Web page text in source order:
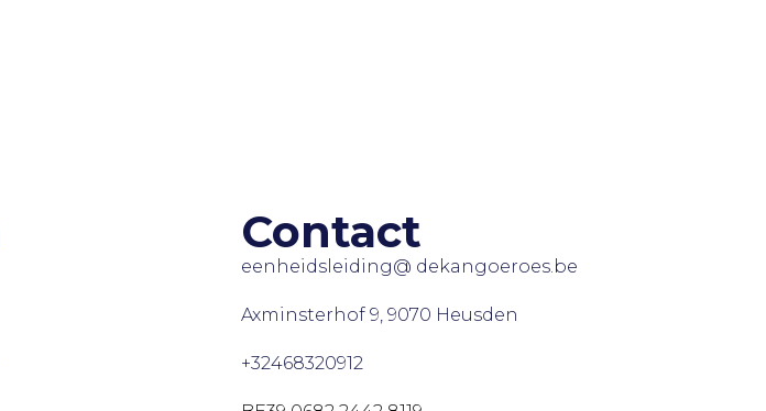
Contact
eenheidsleiding@ dekangoeroes.be
Axminsterhof 9, 9070 Heusden
+32468320912